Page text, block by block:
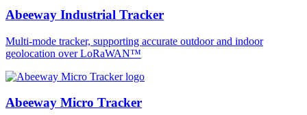
Abeeway Industrial Tracker
Multi-mode tracker, supporting accurate outdoor and indoor
geolocation over LoRaWAN™
Abeeway Micro Tracker